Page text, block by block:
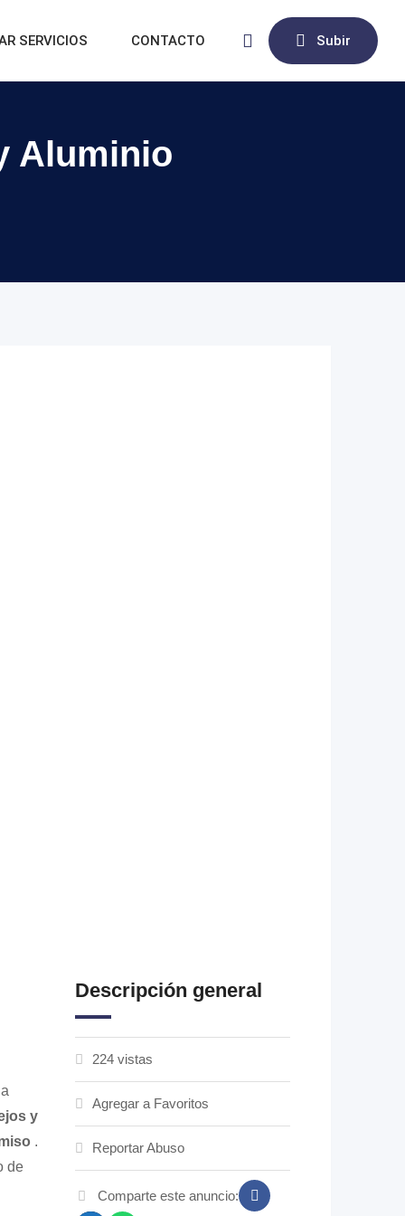
Subir
SERVICIOS CONTACTO
Aluminio
y
.
de
Descripción general
224 vistas
Agregar a Favoritos
Reportar Abuso
Comparte este anuncio: